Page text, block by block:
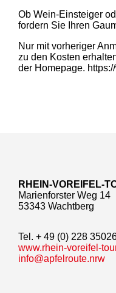
Ob Wein-Einsteiger
fordern Sie Ihren
Nur mit vorheriger
zu den Kosten
der Homepage.
RHEIN-VOREIFEL-
Marienforster Weg 14
53343 Wachtberg
Tel. + 49 (0) 228
www.rhein-voreifel-
info@apfelroute.nrw